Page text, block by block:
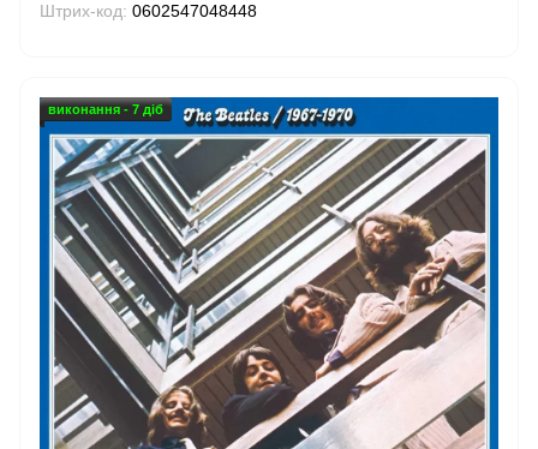
Штрих-код: 0602547048448
виконання - 7 діб